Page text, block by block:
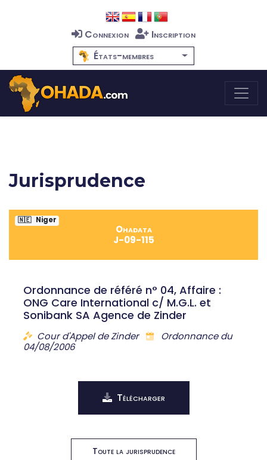
Connexion
Inscription
États-membres
Jurisprudence
🇳🇪 Niger
Ohadata
J-09-115
Ordonnance de référé n° 04, Affaire :
ONG Care International c/ M.G.L. et
Sonibank SA Agence de Zinder
Cour d'Appel de Zinder
Ordonnance du
04/08/2006
Télécharger
Toute la jurisprudence